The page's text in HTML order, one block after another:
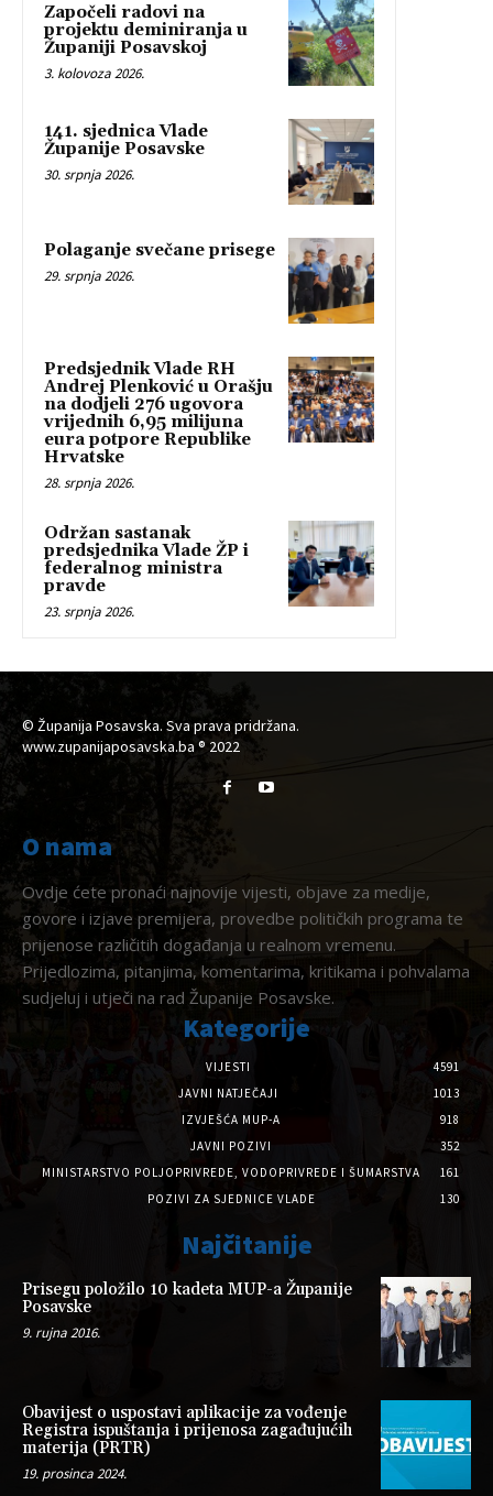
Započeli radovi na
projektu deminiranja u
Županiji Posavskoj
3. kolovoza 2026.
141. sjednica Vlade
Županije Posavske
30. srpnja 2026.
Polaganje svečane prisege
29. srpnja 2026.
Predsjednik Vlade RH
Andrej Plenković u Orašju
na dodjeli 276 ugovora
vrijednih 6,95 milijuna
eura potpore Republike
Hrvatske
28. srpnja 2026.
Održan sastanak
predsjednika Vlade ŽP i
federalnog ministra
pravde
23. srpnja 2026.
© Županija Posavska. Sva prava pridržana.
www.zupanijaposavska.ba ® 2022
O nama
Ovdje ćete pronaći najnovije vijesti, objave za medije,
govore i izjave premijera, provedbe političkih programa te
prijenose različitih događanja u realnom vremenu.
Prijedlozima, pitanjima, komentarima, kritikama i pohvalama
sudjeluj i utječi na rad Županije Posavske.
Kategorije
VIJESTI
4591
JAVNI NATJEČAJI
1013
IZVJEŠĆA MUP-A
918
JAVNI POZIVI
352
MINISTARSTVO POLJOPRIVREDE, VODOPRIVREDE I ŠUMARSTVA
161
POZIVI ZA SJEDNICE VLADE
130
Najčitanije
Prisegu položilo 10 kadeta MUP-a Županije
Posavske
9. rujna 2016.
Obavijest o uspostavi aplikacije za vođenje
Registra ispuštanja i prijenosa zagađujućih
materija (PRTR)
19. prosinca 2024.